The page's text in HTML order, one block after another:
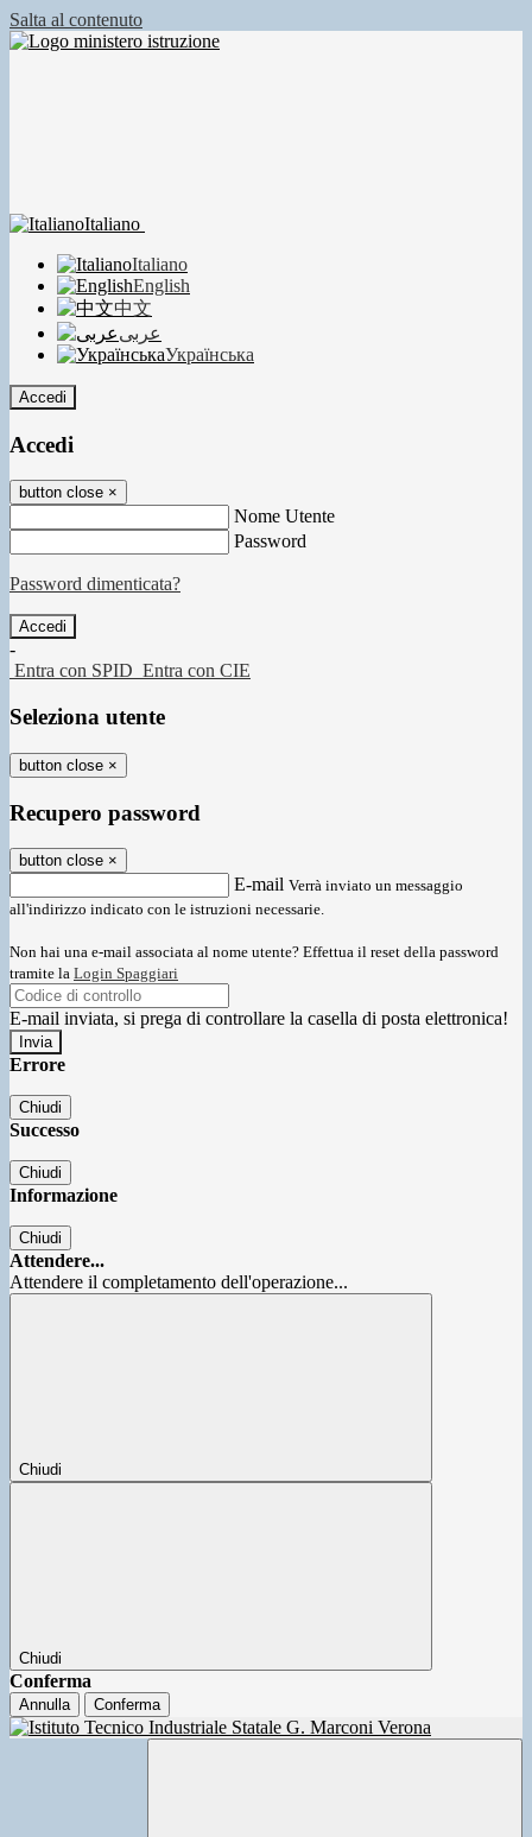
Salta al contenuto
Italiano
Italiano
English
中文
عربى
Українська
Accedi
Accedi
button close ×
Nome Utente
Password
Password dimenticata?
-
Entra con SPID Entra con CIE
Seleziona utente
button close ×
Recupero password
button close ×
E-mail Verrà inviato un messaggio
all'indirizzo indicato con le istruzioni necessarie.
Non hai una e-mail associata al nome utente? Effettua il reset della password
tramite la Login Spaggiari
E-mail inviata, si prega di controllare la casella di posta elettronica!
Errore
Chiudi
Successo
Chiudi
Informazione
Chiudi
Attendere...
Attendere il completamento dell'operazione...
Chiudi
Chiudi
Conferma
Annulla Conferma